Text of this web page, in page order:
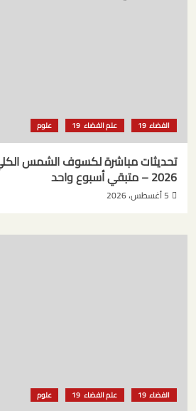
الفضاء علم الفضاء علوم
2026 – متبقي أسبوع واحد
5 أغسطس، 2026
الفضاء علم الفضاء علوم